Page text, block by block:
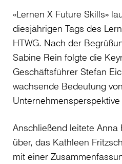
«Lernen X Future Skills»
diesjährigen Tags des
HTWG. Nach der
Sabine Rein folgte die
Geschäftsführer Stefan
wachsende Bedeutung
Anschließend leitete Anna
über, das Kathleen
mit einer